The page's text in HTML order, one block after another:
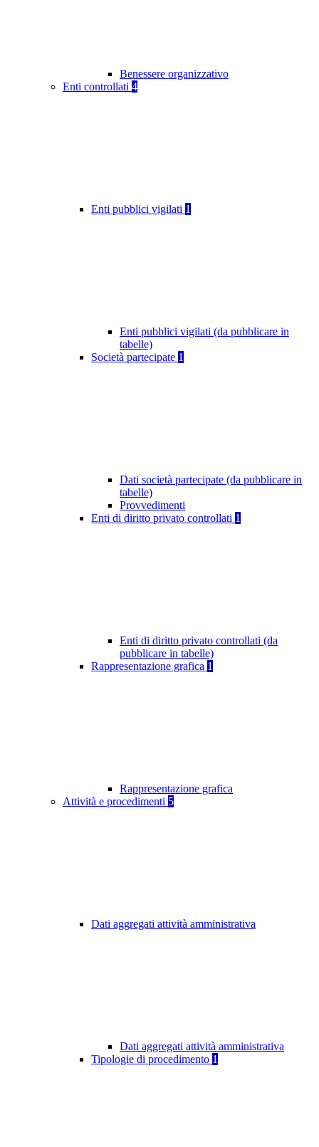
Benessere organizzativo
Enti controllati 4
Enti pubblici vigilati 1
Enti pubblici vigilati (da pubblicare in
tabelle)
Società partecipate 1
Dati società partecipate (da pubblicare in
tabelle)
Provvedimenti
Enti di diritto privato controllati 1
Enti di diritto privato controllati (da
pubblicare in tabelle)
Rappresentazione grafica 1
Rappresentazione grafica
Attività e procedimenti 5
Dati aggregati attività amministrativa
Dati aggregati attività amministrativa
Tipologie di procedimento 1